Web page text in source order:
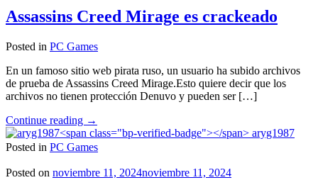
pasada"
Assassins Creed Mirage es crackeado
Posted in PC Games
En un famoso sitio web pirata ruso, un usuario ha subido archivos
de prueba de Assassins Creed Mirage.Esto quiere decir que los
archivos no tienen protección Denuvo y pueden ser […]
Continue reading "Assassins
Creed
Mirage
crackeado"
→
aryg1987
Posted in PC Games
Posted on noviembre 11, 2024noviembre 11, 2024